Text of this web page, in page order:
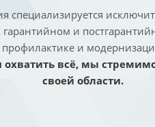
специализируется
и
профилактике и
охватить всё, мы
своей области.